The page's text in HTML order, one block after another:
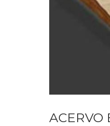
ACERVO